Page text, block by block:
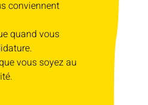
conviennent
quand vous
vous soyez au